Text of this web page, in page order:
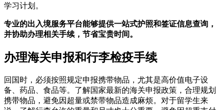
学习计划。
专业的出入境服务平台能够提供一站式护照和签证信息查询，
并协助办理相关手续，节省宝贵时间。
办理海关申报和行李检疫手续
回国时，必须按照规定申报携带物品，尤其是高价值电子设
备、药品、食品等。了解国家最新的海关申报政策，合理规划
携带物品，避免因超量或禁带物品造成麻烦。对于留学生来